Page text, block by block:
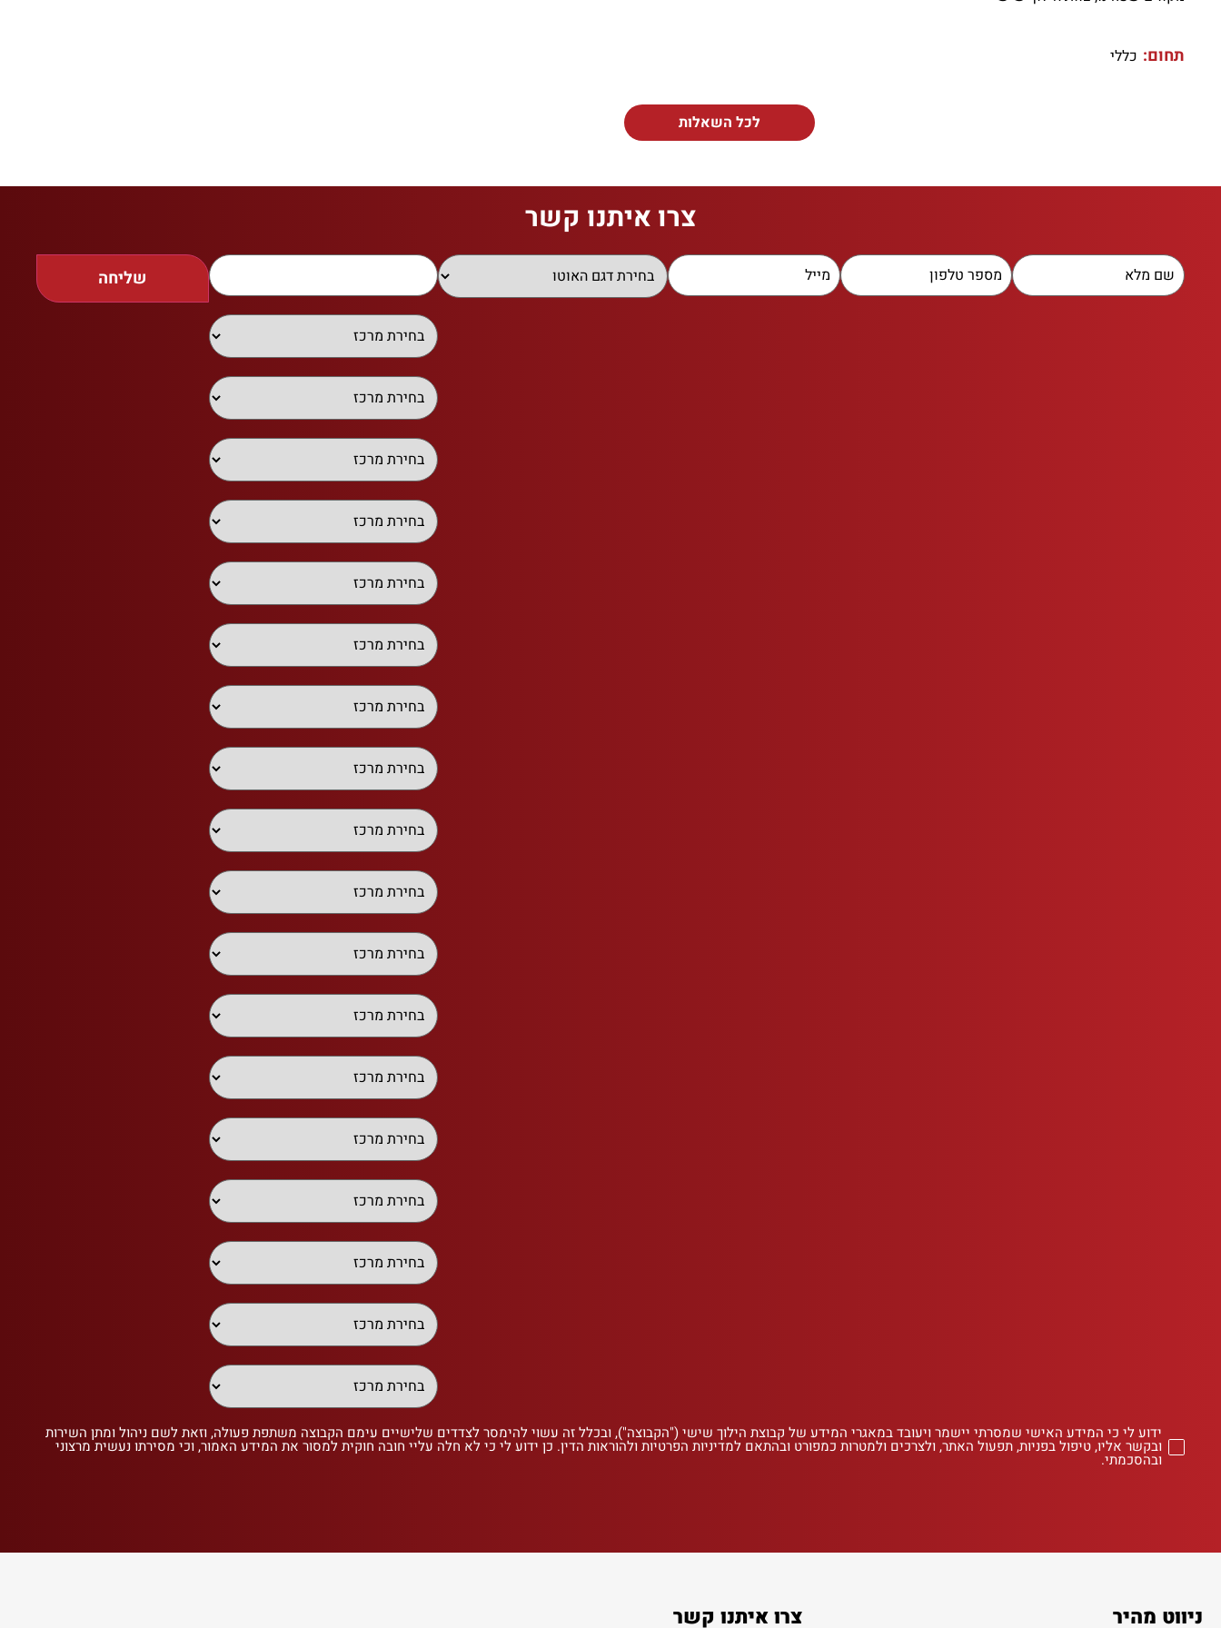
תחום: כללי
לכל השאלות
צרו איתנו קשר
שליחה
ידוע לי כי המידע האישי שמסרתי יישמר ויעובד במאגרי המידע של קבוצת הילוך שישי ("הקבוצה"), ובכלל זה עשוי להימסר לצדדים שלישיים עימם הקבוצה משתפת פעולה, וזאת לשם ניהול ומתן השירות
ובקשר אליו, טיפול בפניות, תפעול האתר, ולצרכים ולמטרות כמפורט ובהתאם למדיניות הפרטיות ולהוראות הדין. כן ידוע לי כי לא חלה עליי חובה חוקית למסור את המידע האמור, וכי מסירתו נעשית מרצוני
ובהסכמתי.
ניווט מהיר צרו איתנו קשר